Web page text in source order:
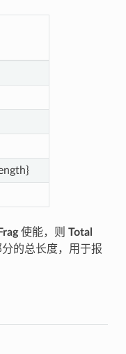
使能，则 Total
的总长度，用于报